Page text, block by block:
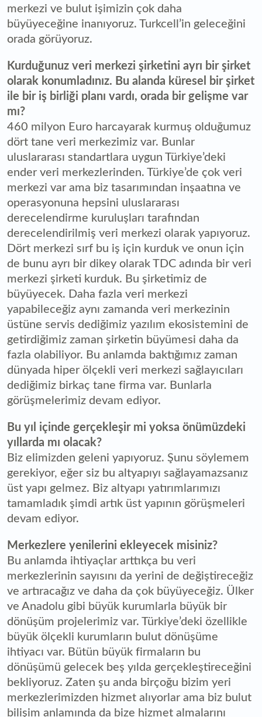
merkezi ve bulut işimizin çok daha
büyüyeceğine inanıyoruz. Turkcell’in geleceğini
orada görüyoruz.
Kurduğunuz veri merkezi şirketini ayrı bir şirket
olarak konumladınız. Bu alanda küresel bir şirket
ile bir iş birliği planı vardı, orada bir gelişme var
mı?
460 milyon Euro harcayarak kurmuş olduğumuz
dört tane veri merkezimiz var. Bunlar
uluslararası standartlara uygun Türkiye’deki
ender veri merkezlerinden. Türkiye’de çok veri
merkezi var ama biz tasarımından inşaatına ve
operasyonuna hepsini uluslararası
derecelendirme kuruluşları tarafından
derecelendirilmiş veri merkezi olarak yapıyoruz.
Dört merkezi sırf bu iş için kurduk ve onun için
de bunu ayrı bir dikey olarak TDC adında bir veri
merkezi şirketi kurduk. Bu şirketimiz de
büyüyecek. Daha fazla veri merkezi
yapabileceğiz aynı zamanda veri merkezinin
üstüne servis dediğimiz yazılım ekosistemini de
getirdiğimiz zaman şirketin büyümesi daha da
fazla olabiliyor. Bu anlamda baktığımız zaman
dünyada hiper ölçekli veri merkezi sağlayıcıları
dediğimiz birkaç tane firma var. Bunlarla
görüşmelerimiz devam ediyor.
Bu yıl içinde gerçekleşir mi yoksa önümüzdeki
yıllarda mı olacak?
Biz elimizden geleni yapıyoruz. Şunu söylemem
gerekiyor, eğer siz bu altyapıyı sağlayamazsanız
üst yapı gelmez. Biz altyapı yatırımlarımızı
tamamladık şimdi artık üst yapının görüşmeleri
devam ediyor.
Merkezlere yenilerini ekleyecek misiniz?
Bu anlamda ihtiyaçlar arttıkça bu veri
merkezlerinin sayısını da yerini de değiştireceğiz
ve artıracağız ve daha da çok büyüyeceğiz. Ülker
ve Anadolu gibi büyük kurumlarla büyük bir
dönüşüm projelerimiz var. Türkiye’deki özellikle
büyük ölçekli kurumların bulut dönüşüme
ihtiyacı var. Bütün büyük firmaların bu
dönüşümü gelecek beş yılda gerçekleştireceğini
bekliyoruz. Zaten şu anda birçoğu bizim yeri
merkezlerimizden hizmet alıyorlar ama biz bulut
bilişim anlamında da bize hizmet almalarını